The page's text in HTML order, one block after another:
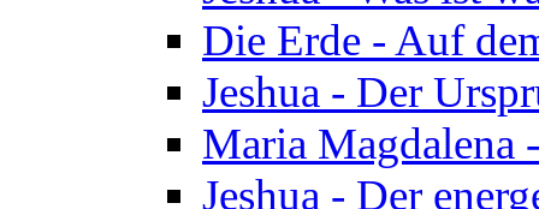
Die Erde - Auf
Jeshua - Der
Maria Magdalena
Jeshua - Der